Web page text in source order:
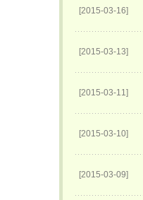
[2015-03-16]
[2015-03-13]
[2015-03-11]
[2015-03-10]
[2015-03-09]